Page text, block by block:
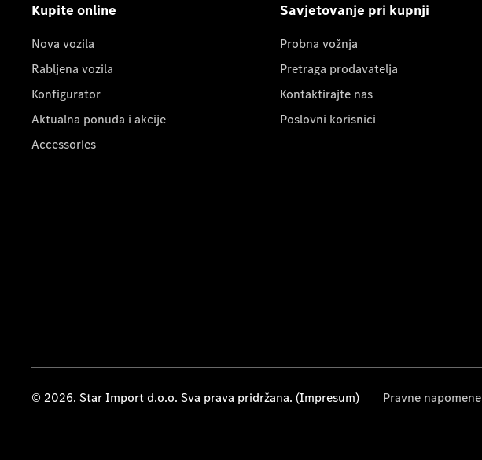
Kupite online
Nova vozila
Rabljena vozila
Konfigurator
Aktualna ponuda i akcije
Accessories
Savjetovanje pri kupnji
Probna vožnja
Pretraga prodavatelja
Kontaktirajte nas
Poslovni korisnici
© 2026. Star Import d.o.o. Sva prava pridržana. (Impresum) Pravne napomene